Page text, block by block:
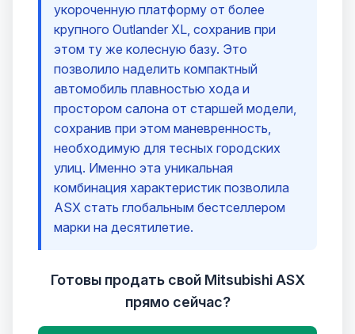
укороченную платформу от более
крупного Outlander XL, сохранив при
этом ту же колесную базу. Это
позволило наделить компактный
автомобиль плавностью хода и
простором салона от старшей модели,
сохранив при этом маневренность,
необходимую для тесных городских
улиц. Именно эта уникальная
комбинация характеристик позволила
ASX стать глобальным бестселлером
марки на десятилетие.
Готовы продать свой Mitsubishi ASX
прямо сейчас?